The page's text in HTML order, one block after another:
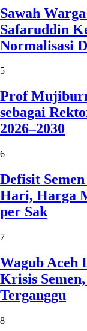
Sawah
Safaruddin
Normalisasi
5
Prof
sebagai
2026–2030
6
Defisit
Hari, Harga
per Sak
7
Wagub Aceh
Krisis
Terganggu
8